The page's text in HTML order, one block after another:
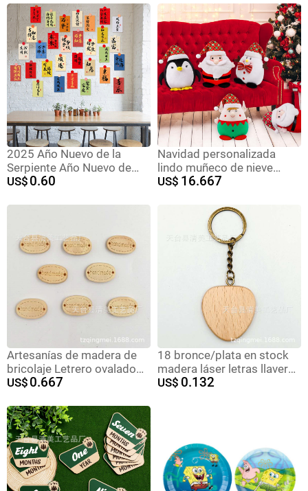
creativo peinado
decoración del hogar
transfronteriza
signo fiesta artesanía
2025 Año Nuevo de la
Serpiente Año Nuevo de
estilo chino caligrafía
pared mensaje tarjeta
US$ 0.60
Navidad personalizada
lindo muñeco de nieve
almohada para el hogar
decoración de fiesta
almohada
US$ 16.667
Artesanías de madera de
bricolaje Letrero ovalado
de madera maciza Grabado
piezas por paquete
US$ 0.667
18 bronce/plata en stock
madera láser letras llavero
pequeño regalo madera de
US$ 0.132